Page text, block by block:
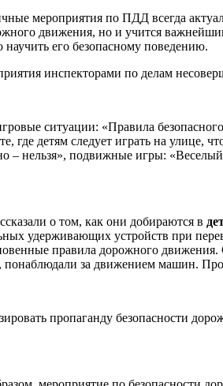
мероприятия по ПДД всегда
движения, но и учится
его безопасному поведению.
инспекторами по делам
ситуации: «Правила
детям следует играть на улице,
нельзя», подвижные игры: «Веселый
о том, как они добираются в
удерживающих устройств при
правила дорожного движения.
понаблюдали за движением машин.
пропаганду безопасности